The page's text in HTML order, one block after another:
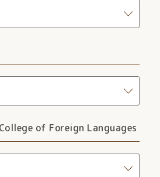
of Foreign Languages